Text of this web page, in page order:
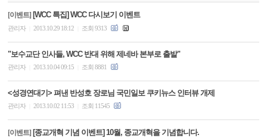
[이벤트] [WCC 특집] WCC 다시보기 이벤트
관리자 2013.10.29 18:12 조회 9313
"보수교단 인사들, WCC 반대 위해 제네바 본부로 출발"
관리자 2013.10.04 09:15 조회 8881
<성경연대기> 펴낸 반성호 장로님 국민일보 쿠키뉴스 인터뷰 개제
관리자 2013.10.02 11:53 조회 11545
[이벤트] [종교개혁 기념 이벤트] 10월, 종교개혁을 기념합니다.